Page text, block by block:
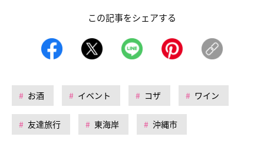
この記事をシェアする
お酒 イベント コザ ワイン
友達旅行 東海岸 沖縄市